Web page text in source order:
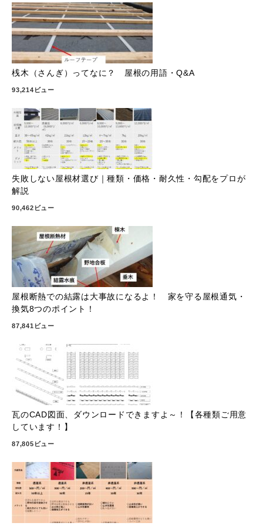
桟木（さんぎ）ってなに？ 屋根の用語・Q&A
93,214ビュー
失敗しない屋根材選び｜種類・価格・耐久性・勾配をプロが
解説
90,462ビュー
屋根断熱での結露は大事故になるよ！ 家を守る屋根通気・
換気8つのポイント！
87,841ビュー
瓦のCAD図面、ダウンロードできますよ～！【各種類ご用意
しています！】
87,805ビュー